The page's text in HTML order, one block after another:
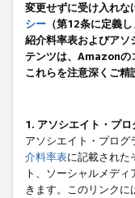
変更せずに受け入れな
シー （第12条に定義
紹介料率表およびア
テンツは、Amazonの
これらを注意深くご精
1. アソシエイト・プロ
アソシエイト・プログ
介料率表に記載された
ト、ソーシャルメデ
きます。このリンク